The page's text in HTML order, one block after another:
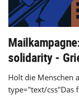
solidarity -
Holt die Menschen
type="text/css"Das